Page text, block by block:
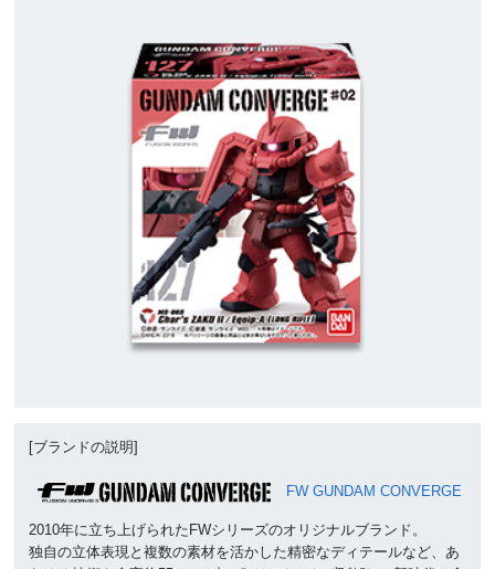
[ブランドの説明]
FW GUNDAM CONVERGE
2010年に立ち上げられたFWシリーズのオリジナルブランド。
独自の立体表現と複数の素材を活かした精密なディテールなど、あ